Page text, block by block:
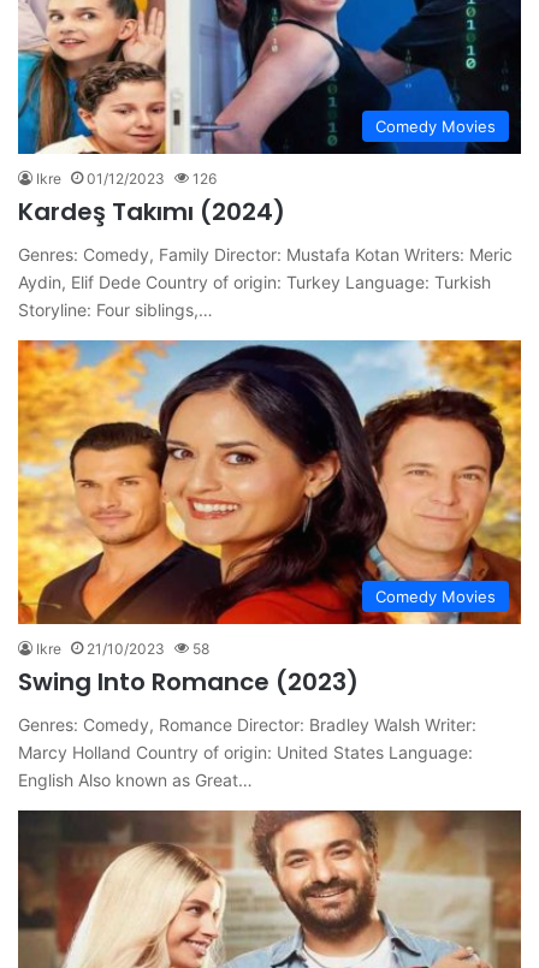
Comedy Movies
Ikre 01/12/2023 126
Kardeş Takımı (2024)
Genres: Comedy, Family Director: Mustafa Kotan Writers: Meric
Aydin, Elif Dede Country of origin: Turkey Language: Turkish
Storyline: Four siblings,…
Comedy Movies
Ikre 21/10/2023 58
Swing Into Romance (2023)
Genres: Comedy, Romance Director: Bradley Walsh Writer:
Marcy Holland Country of origin: United States Language:
English Also known as Great…